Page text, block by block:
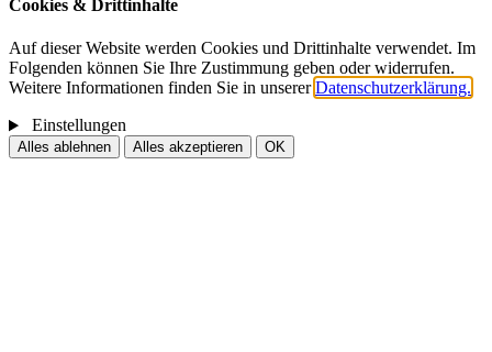
Cookies & Drittinhalte
Auf dieser Website werden Cookies und Drittinhalte verwendet. Im
Folgenden können Sie Ihre Zustimmung geben oder widerrufen.
Weitere Informationen finden Sie in unsererDatenschutzerklärung.
Einstellungen
Alles ablehnen Alles akzeptieren OK